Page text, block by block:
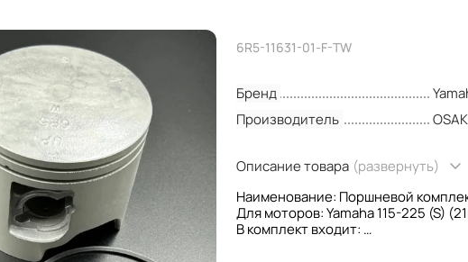
6R5-11631-01-F-TW
Бренд
Производитель
Описание товара (развернуть)
Наименование: Поршневой
Для моторов: Yamaha 115-225 (S)
В комплект входит: